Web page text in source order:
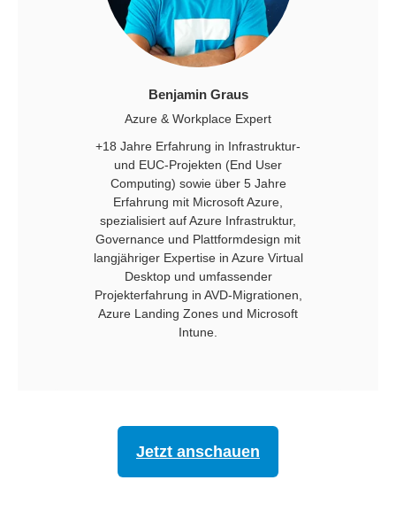
Benjamin Graus
Azure & Workplace Expert
+18 Jahre Erfahrung in Infrastruktur-
und EUC-Projekten (End User
Computing) sowie über 5 Jahre
Erfahrung mit Microsoft Azure,
spezialisiert auf Azure Infrastruktur,
Governance und Plattformdesign mit
langjähriger Expertise in Azure Virtual
Desktop und umfassender
Projekterfahrung in AVD-Migrationen,
Azure Landing Zones und Microsoft
Intune.
Jetzt anschauen